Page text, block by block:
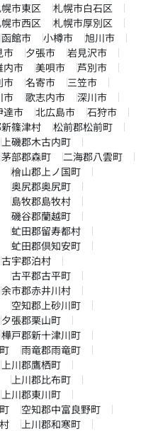
市東区
札幌市白石区
市西区
札幌市厚別区
函館市 小樽市
旭川市
市 夕張市
岩見沢市
内市 美唄市
芦別市
市 名寄市
三笠市
市 歌志内市
深川市
達市 北広島市
石狩市
篠津村
松前郡松前町
上磯郡木古内町
茅部郡森町
二海郡八雲町
檜山郡上ノ国町
奥尻郡奥尻町
島牧郡島牧村
磯谷郡蘭越町
虻田郡留寿都村
虻田郡倶知安町
古宇郡泊村
古平郡古平町
余市郡赤井川村
空知郡上砂川町
夕張郡栗山町
樺戸郡新十津川町
雨竜郡雨竜町
上川郡鷹栖町
上川郡比布町
上川郡東川町
空知郡中富良野町
上川郡和寒町